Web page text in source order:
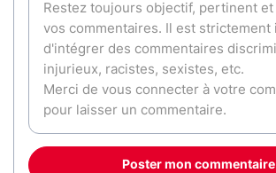
Poster mon commentaire